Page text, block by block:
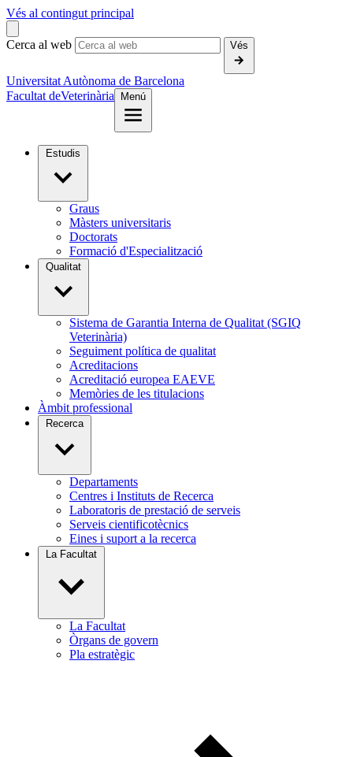
Vés al contingut principal
Cerca al web Vés
Universitat Autònoma de Barcelona
Facultat deVeterinària Menú
Estudis
Graus
Màsters universitaris
Doctorats
Formació d'Especialització
Qualitat
Sistema de Garantia Interna de Qualitat (SGIQ
Veterinària)
Seguiment política de qualitat
Acreditacions
Acreditació europea EAEVE
Memòries de les titulacions
Àmbit professional
Recerca
Departaments
Centres i Instituts de Recerca
Laboratoris de prestació de serveis
Serveis cientificotècnics
Eines i suport a la recerca
La Facultat
La Facultat
Òrgans de govern
Pla estratègic